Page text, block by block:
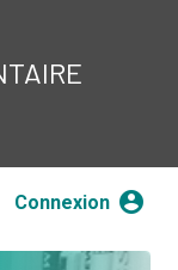
Connexion account_circle